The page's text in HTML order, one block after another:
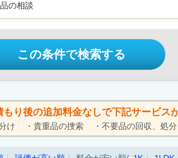
の相談
この条件で検索する
もり後の追加料金なしで下記サービス
け 貴重品の捜索 不要品の回収、処分